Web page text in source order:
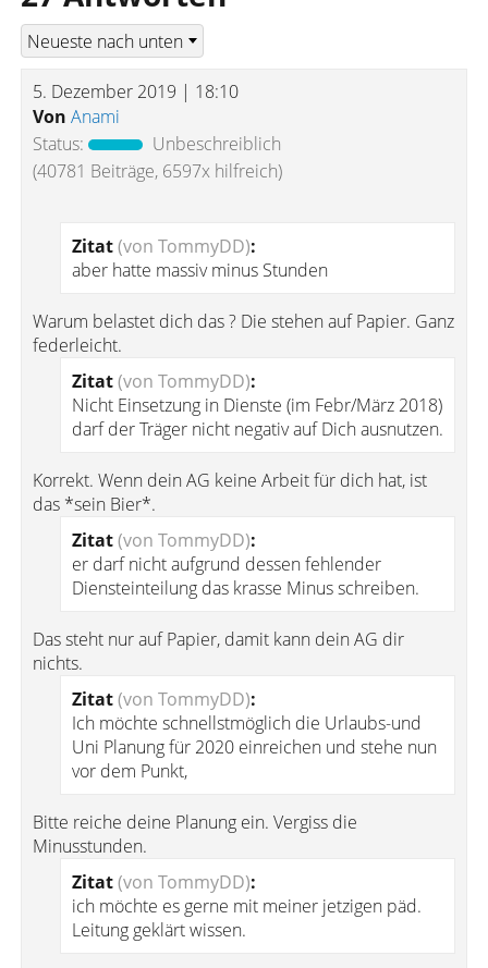
5. Dezember 2019 | 18:10
Von Anami
Status:
Unbeschreiblich
(40781 Beiträge, 6597x hilfreich)
Zitat(von TommyDD):
aber hatte massiv minus Stunden
Warum belastet dich das ? Die stehen auf Papier. Ganz
federleicht.
Zitat(von TommyDD):
Nicht Einsetzung in Dienste (im Febr/März 2018)
darf der Träger nicht negativ auf Dich ausnutzen.
Korrekt. Wenn dein AG keine Arbeit für dich hat, ist
das *sein Bier*.
Zitat(von TommyDD):
er darf nicht aufgrund dessen fehlender
Diensteinteilung das krasse Minus schreiben.
Das steht nur auf Papier, damit kann dein AG dir
nichts.
Zitat(von TommyDD):
Ich möchte schnellstmöglich die Urlaubs-und
Uni Planung für 2020 einreichen und stehe nun
vor dem Punkt,
Bitte reiche deine Planung ein. Vergiss die
Minusstunden.
Zitat(von TommyDD):
ich möchte es gerne mit meiner jetzigen päd.
Leitung geklärt wissen.